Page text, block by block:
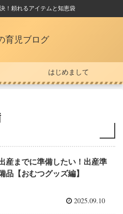
！頼れるアイテムと知恵袋
育児ブログ
はじめまして
産までに準備したい！出産準
品【おむつグッズ編】
2025.09.10